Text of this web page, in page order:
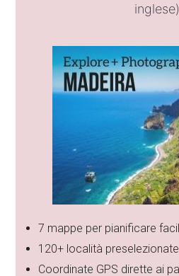
7 mappe per pianificare
120+ località preselezionate
Coordinate GPS dirette ai